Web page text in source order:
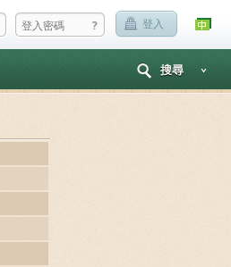
? 登入
搜尋